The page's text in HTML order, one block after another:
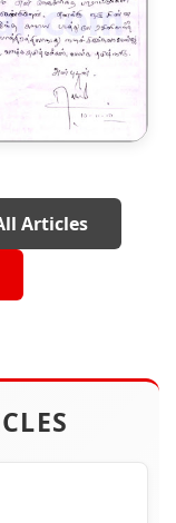
Articles